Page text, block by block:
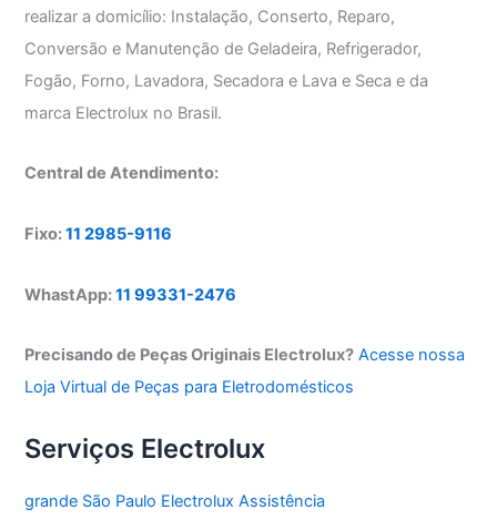
realizar a domicílio: Instalação, Conserto, Reparo,
Conversão e Manutenção de Geladeira, Refrigerador,
Fogão, Forno, Lavadora, Secadora e Lava e Seca e da
marca Electrolux no Brasil.
Central de Atendimento:
Fixo:11 2985-9116
WhastApp:11 99331-2476
Precisando de Peças Originais Electrolux? Acesse nossa
Loja Virtual de Peças para Eletrodomésticos
Serviços Electrolux
grande São Paulo Electrolux Assistência